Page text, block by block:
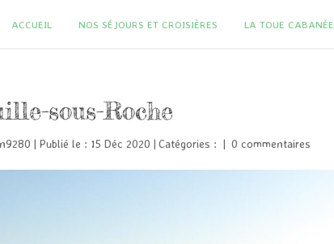
ACCUEIL NOS SÉJOURS ET CROISIÈRES LA TOUE CABANÉE
sous-Roche
| Publié le : 15 Déc 2020 | Catégories : | 0 commentaires